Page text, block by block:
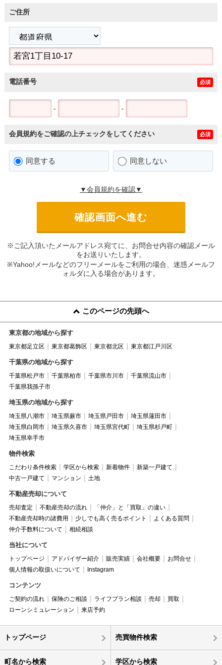
ご住所
電話番号 必須
- -
会員規約をご確認の上チェックをしてください 必須
同意する 同意しない
▼会員規約を確認▼
※ご記入頂いたメールアドレス宛てに、お問合せ内容の確認メール
をお送りいたします。
※Yahoo!メールなどのフリーメールをご利用の場合、迷惑メールフ
ォルダに入る場合があります。
このページの先頭へ
東京都の地域から探す
東京都足立区 東京都葛飾区 東京都北区 東京都江戸川区
千葉県の地域から探す
千葉県松戸市 千葉県柏市 千葉県市川市
千葉県流山市
千葉県我孫子市
埼玉県の地域から探す
埼玉県八潮市 埼玉県蕨市 埼玉県戸田市
埼玉県蓮田市
埼玉県白岡市
埼玉県久喜市 埼玉県宮代町
埼玉県杉戸町
埼玉県幸手市
物件検索
こだわり条件検索 学区から検索 新着物件
新築一戸建て
中古一戸建て
マンション 土地
不動産売却について
売却査定 不動産売却の流れ
「仲介」と「買取」の違い
不動産売却時の諸費用
少しでも高く売るポイント
よくある質問
仲介手数料について
相続相談
当社について
トップページ アドバイザー紹介 販売実績 会社概要
お問合せ
個人情報の取扱いについて
Instagram
コンテンツ
ご契約の流れ 保険のご相談 ライフプラン相談 売却
買取
ローンシミュレーション
来店予約
トップページ 売買物件検索
町名から検索 学区から検索